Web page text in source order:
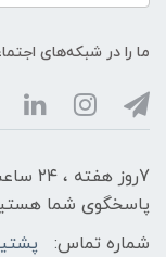
ما را در شبکه‌های
7روز
پاسخگوی شما
شماره تماس:
پشتیبانی ۲۴